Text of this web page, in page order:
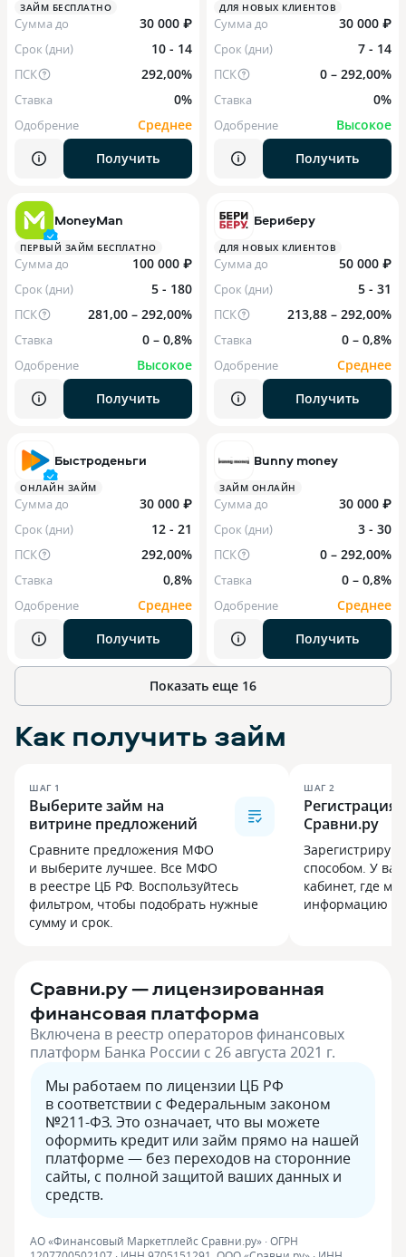
ЗАЙМ БЕСПЛАТНО
Сумма до 30 000 ₽
Срок (дни) 10 - 14
ПСК 292,00%
Ставка 0%
Одобрение
Среднее
Получить
ДЛЯ НОВЫХ КЛИЕНТОВ
Сумма до 30 000 ₽
Срок (дни) 7 - 14
ПСК 0 – 292,00%
Ставка 0%
Одобрение
Высокое
Получить
MoneyMan
ПЕРВЫЙ ЗАЙМ БЕСПЛАТНО
Сумма до 100 000 ₽
Срок (дни) 5 - 180
ПСК 281,00 – 292,00%
Ставка 0 – 0,8%
Одобрение
Высокое
Получить
Бериберу
ДЛЯ НОВЫХ КЛИЕНТОВ
Сумма до 50 000 ₽
Срок (дни) 5 - 31
ПСК 213,88 – 292,00%
Ставка 0 – 0,8%
Одобрение
Среднее
Получить
Быстроденьги
ОНЛАЙН ЗАЙМ
Сумма до 30 000 ₽
Срок (дни) 12 - 21
ПСК 292,00%
Ставка 0,8%
Одобрение
Среднее
Получить
Bunny money
ЗАЙМ ОНЛАЙН
Сумма до 30 000 ₽
Срок (дни) 3 - 30
ПСК 0 – 292,00%
Ставка 0 – 0,8%
Одобрение
Среднее
Получить
Показать еще 16
Как получить займ
ШАГ 1
Выберите займ на
витрине предложений
Сравните предложения МФО
и выберите лучшее. Все МФО
в реестре ЦБ РФ. Воспользуйтесь
фильтром, чтобы подобрать нужные
сумму и срок.
ШАГ 2
Регистрация
Сравни.ру
способом. У
кабинет, где
информацию и
Сравни.ру — лицензированная
финансовая платформа
Включена в реестр операторов финансовых
платформ Банка России с 26 августа 2021 г.
Мы работаем по лицензии ЦБ РФ
в соответствии с Федеральным законом
№211-ФЗ. Это означает, что вы можете
оформить кредит или займ прямо на нашей
платформе — без переходов на сторонние
сайты, с полной защитой ваших данных и
средств.
АО «Финансовый Маркетплейс Сравни.ру» · ОГРН